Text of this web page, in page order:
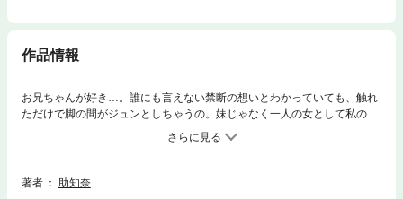
作品情報
お兄ちゃんが好き…。誰にも言えない禁断の想いとわかっていても、触れ
ただけで脚の間がジュンとしちゃうの。妹じゃなく一人の女として私のこ
とを見て欲しい。お願いお兄ちゃん、その指で私をイカせて！
著者
助知奈